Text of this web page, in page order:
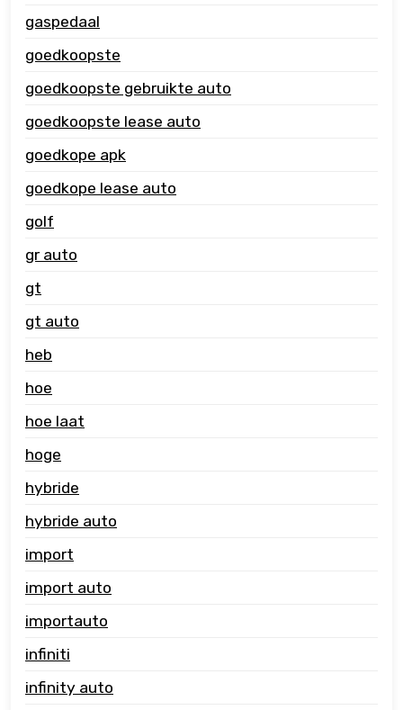
gaspedaal
goedkoopste
goedkoopste gebruikte auto
goedkoopste lease auto
goedkope apk
goedkope lease auto
golf
gr auto
gt
gt auto
heb
hoe
hoe laat
hoge
hybride
hybride auto
import
import auto
importauto
infiniti
infinity auto